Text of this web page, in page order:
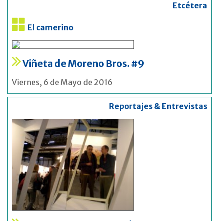
Etcétera
El camerino
Viñeta de Moreno Bros. #9
Viernes, 6 de Mayo de 2016
Reportajes & Entrevistas